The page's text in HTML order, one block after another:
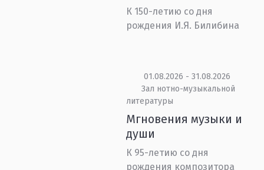
К 150-летию со дня
рождения И.Я. Билибина
01.08.2026 - 31.08.2026
Зал нотно-музыкальной
литературы
Мгновения музыки и
души
К 95-летию со дня
рождения композитора